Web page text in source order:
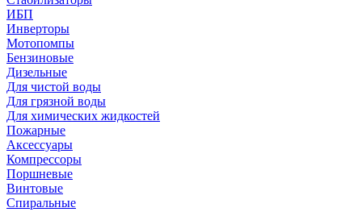
ИБП
Инверторы
Мотопомпы
Бензиновые
Дизельные
Для чистой воды
Для грязной воды
Для химических жидкостей
Пожарные
Аксессуары
Компрессоры
Поршневые
Винтовые
Спиральные